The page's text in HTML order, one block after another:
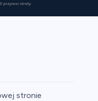
przynosi straty.
stronie